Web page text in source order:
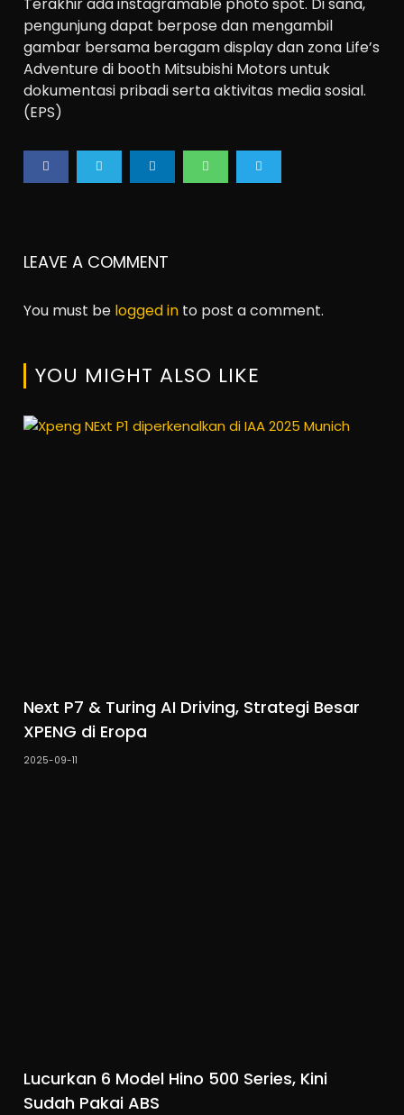
pengunjung dapat berpose dan mengambil
gambar bersama beragam display dan zona Life’s
Adventure di booth Mitsubishi Motors untuk
dokumentasi pribadi serta aktivitas media sosial.
(EPS)
LEAVE A COMMENT
You must be logged in to post a comment.
YOU MIGHT ALSO LIKE
Next P7 & Turing AI Driving, Strategi Besar
XPENG di Eropa
2025-09-11
Lucurkan 6 Model Hino 500 Series, Kini
Sudah Pakai ABS